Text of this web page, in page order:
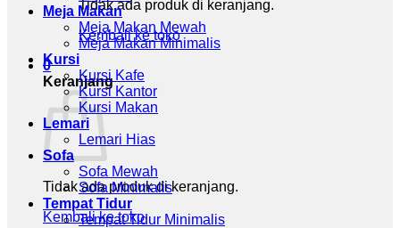
Tidak ada produk di keranjang.
Kembali ke toko
0
Keranjang
Tidak ada produk di keranjang.
Kembali ke toko
Meja Makan
Meja Makan Mewah
Meja Makan Minimalis
Kursi
Kursi Kafe
Kursi Kantor
Kursi Makan
Lemari
Lemari Hias
Sofa
Sofa Mewah
Sofa Minimalis
Tempat Tidur
Tempat Tidur Minimalis